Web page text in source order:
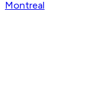
Montreal